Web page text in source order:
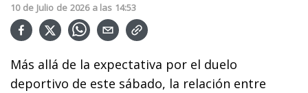
10 de Julio de 2026 a las 14:53
Más allá de la expectativa por el duelo
deportivo de este sábado, la relación entre